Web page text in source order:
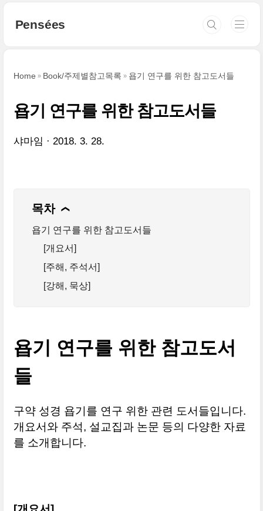
Pensées
Home Book/주제별참고목록 욥기 연구를 위한 참고도서들
욥기 연구를 위한 참고도서들
샤마임 2018. 3. 28.
목차 ❯
욥기 연구를 위한 참고도서들
[개요서]
[주해, 주석서]
[강해, 묵상]
욥기 연구를 위한 참고도서
들
구약 성경 욥기를 연구 위한 관련 도서들입니다.
개요서와 주석, 설교집과 논문 등의 다양한 자료
를 소개합니다.